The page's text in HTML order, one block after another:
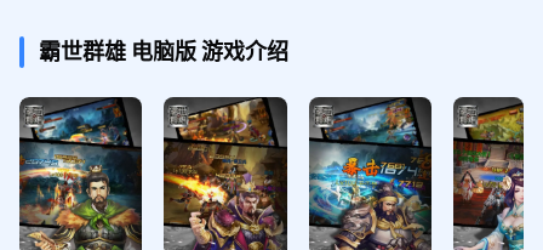
霸世群雄 电脑版游戏介绍